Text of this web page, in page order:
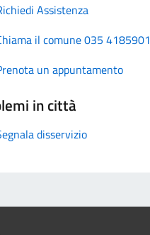
Assistenza
il comune 035 4185901
un appuntamento
in città
disservizio